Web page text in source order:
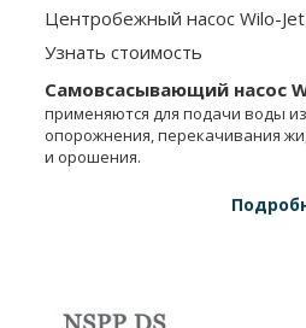
Центробежный насос Wilo-
Узнать стоимость
Самовсасывающий насос
применяются для подачи воды
опорожнения, перекачивания
и орошения.